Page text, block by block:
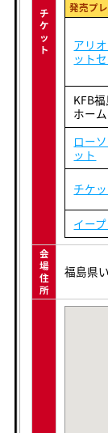
チ
ケ
ッ
ト
発売プ
アリ
ット
KFB
ホー
ロー
ット
チケ
イー
会
場
住
所
福島県